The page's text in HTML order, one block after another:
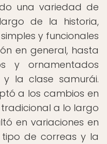
una variedad de
de la historia,
y funcionales
en general, hasta
y ornamentados
la clase samurái.
a los cambios en
a lo largo
en variaciones en
de correas y la